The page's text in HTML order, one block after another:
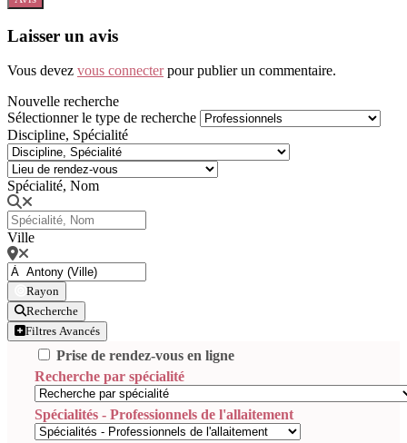
Laisser un avis
Vous devez vous connecterpour publier un commentaire.
Nouvelle recherche
Sélectionner le type de recherche
Discipline, Spécialité
Spécialité, Nom
Ville
Rayon
Recherche
Filtres Avancés
Prise de rendez-vous en ligne
Recherche par spécialité
Spécialités - Professionnels de l'allaitement